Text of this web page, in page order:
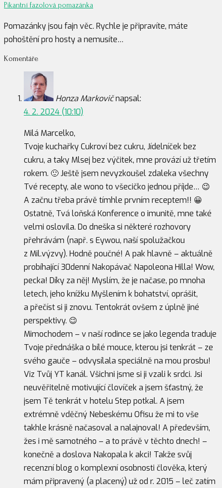
Pikantní fazolová pomazánka
Pomazánky jsou fajn věc. Rychle je připravíte, máte
pohoštění pro hosty a nemusíte…
Komentáře
Honza Markovičnapsal:
4. 2. 2024 (10:10)
Milá Marcelko,
Tvoje kuchařky Cukroví bez cukru, Jídelníček bez
cukru, a taky Mlsej bez výčitek, mne provází už třetím
rokem. 🙂 Ještě jsem nevyzkoušel zdaleka všechny
Tvé recepty, ale wono to všecičko jednou příjde… 😉
A začnu třeba právě tímhle prvním receptem!! 😀
Ostatně, Tvá loňská Konference o imunitě, mne také
velmi oslovila. Do dneška si některé rozhovory
přehrávám (např. s Eywou, naší spolužačkou
z Mil.výzvy). Hodně poučné! A pak hlavně – aktuálně
probíhající 30denní Nakopávač Napoleona Hilla! Wow,
pecka! Díky za něj! Myslím, že je načase, po mnoha
letech, jeho knížku Myšlením k bohatství, oprášit,
a přečíst si ji znovu. Tentokrát ovšem z úplně jiné
perspektivy. 😉
Mimochodem – v naší rodince se jako legenda traduje
Tvoje přednáška o bílé mouce, kterou jsi tenkrát – ze
svého gauče – odvysílala speciálně na mou prosbu!
Viz Tvůj YT kanál. Všichni jsme si ji vzali k srdci. Jsi
neuvěřitelně motivující človíček a jsem šťastný, že
jsem Tě tenkrát v hotelu Step potkal. A jsem
extrémně vděčný Nebeskému Ofisu že mi to vše
takhle krásně načasoval a nalajnoval! A především,
žes i mě samotného – a to právě v těchto dnech! –
konečně a doslova Nakopala k akci! Takže svůj
recenzní blog o komplexní osobnosti člověka, který
mám připravený (a placený) už od r. 2015 – leč zatím